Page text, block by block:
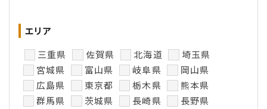
エリア
三重県
佐賀県 北海道
埼玉県
宮城県
富山県 岐阜県
岡山県
広島県
東京都 栃木県
熊本県
群馬県
茨城県 長崎県
長野県